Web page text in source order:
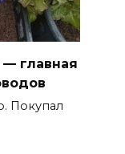
главная
Покупал